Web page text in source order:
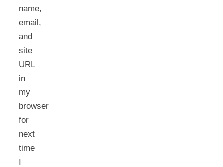
name,
email,
and
site
URL
in
my
browser
for
next
time
I